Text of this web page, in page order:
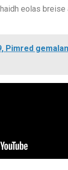
eolas breise
Pimred